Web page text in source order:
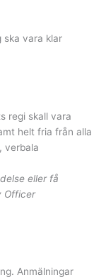
ska vara klar
regi skall vara
helt fria från alla
verbala
eller få
Officer
Anmälningar